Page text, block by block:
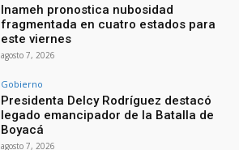
Inameh pronostica nubosidad
fragmentada en cuatro estados para
este viernes
agosto 7, 2026
Gobierno
Presidenta Delcy Rodríguez destacó
legado emancipador de la Batalla de
Boyacá
agosto 7, 2026